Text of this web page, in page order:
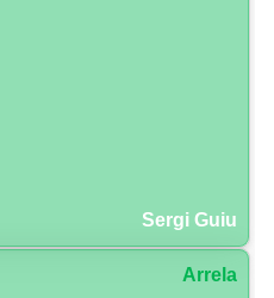
Sergi Guiu
Arrela